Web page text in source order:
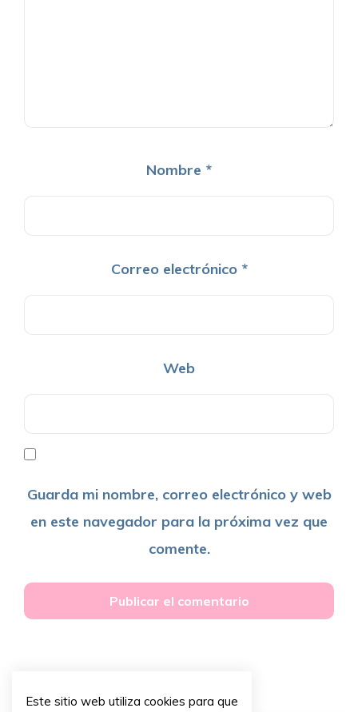
Nombre *
Correo electrónico *
Web
Guarda mi nombre, correo electrónico y web
en este navegador para la próxima vez que
comente.
Este sitio web utiliza cookies para que